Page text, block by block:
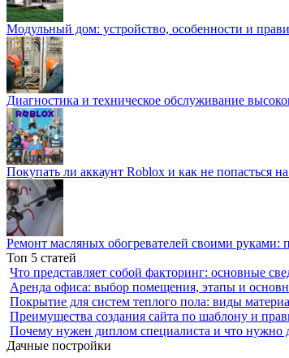
Модульный дом: устройство, особенности и
Диагностика и техническое обслуживание
Покупать ли аккаунт Roblox и как не попасться
Ремонт масляных обогревателей своими руками:
Топ 5 статей
Что представляет собой факторинг: основные
Аренда офиса: выбор помещения, этапы и
Покрытие для систем теплого пола: виды
Преимущества создания сайта по шаблону и
Почему нужен диплом специалиста и что нужно
Дачные постройки